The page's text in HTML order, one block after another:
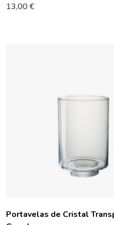
13,00€
Portavelas de Cristal